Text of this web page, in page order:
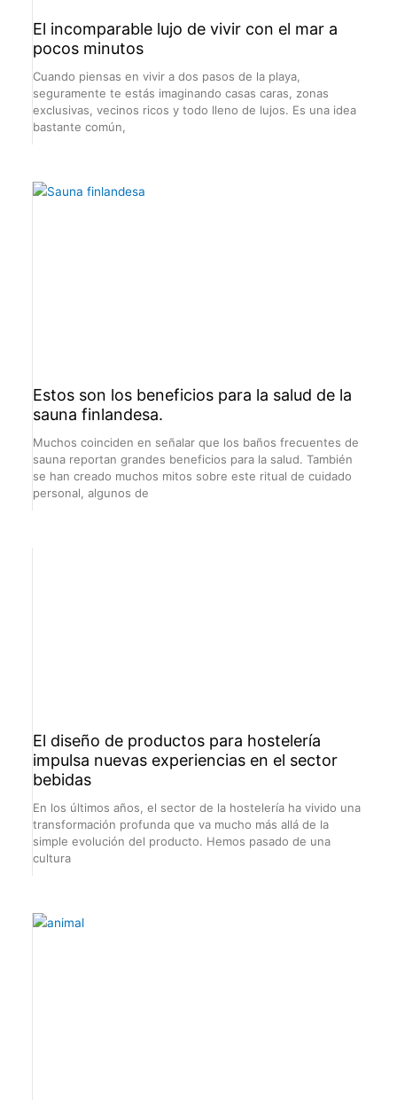
El incomparable lujo de vivir con el mar a
pocos minutos
Cuando piensas en vivir a dos pasos de la playa,
seguramente te estás imaginando casas caras, zonas
exclusivas, vecinos ricos y todo lleno de lujos. Es una idea
bastante común,
Estos son los beneficios para la salud de la
sauna finlandesa.
Muchos coinciden en señalar que los baños frecuentes de
sauna reportan grandes beneficios para la salud. También
se han creado muchos mitos sobre este ritual de cuidado
personal, algunos de
El diseño de productos para hostelería
impulsa nuevas experiencias en el sector
bebidas
En los últimos años, el sector de la hostelería ha vivido una
transformación profunda que va mucho más allá de la
simple evolución del producto. Hemos pasado de una
cultura